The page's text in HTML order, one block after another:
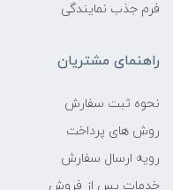
فرم جذب نمایندگی
راهنمای مشتریان
نحوه ثبت سفارش
روش های پرداخت
رویه ارسال سفارش
خدمات پس از فروش